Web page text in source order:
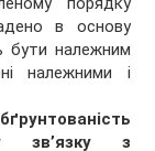
в основу
бути належним
належними і
зв’язку з